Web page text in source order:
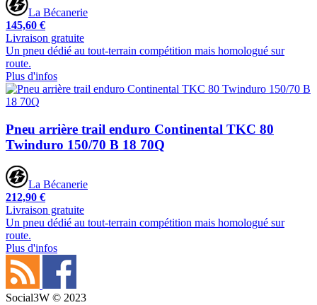
La Bécanerie
145,60 €
Livraison gratuite
Un pneu dédié au tout-terrain compétition mais homologué sur
route.
Plus d'infos
Pneu arrière trail enduro Continental TKC 80
Twinduro 150/70 B 18 70Q
La Bécanerie
212,90 €
Livraison gratuite
Un pneu dédié au tout-terrain compétition mais homologué sur
route.
Plus d'infos
Social3W © 2023